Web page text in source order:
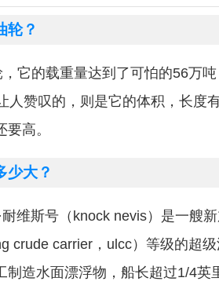
轮？
，它的载重量达到了可怕的56万
人赞叹的，则是它的体积，长度
高。
少大？
维斯号（knock nevis）是一艘
crude carrier，ulcc）等级的超
制造水面漂浮物，船长超过1/4英